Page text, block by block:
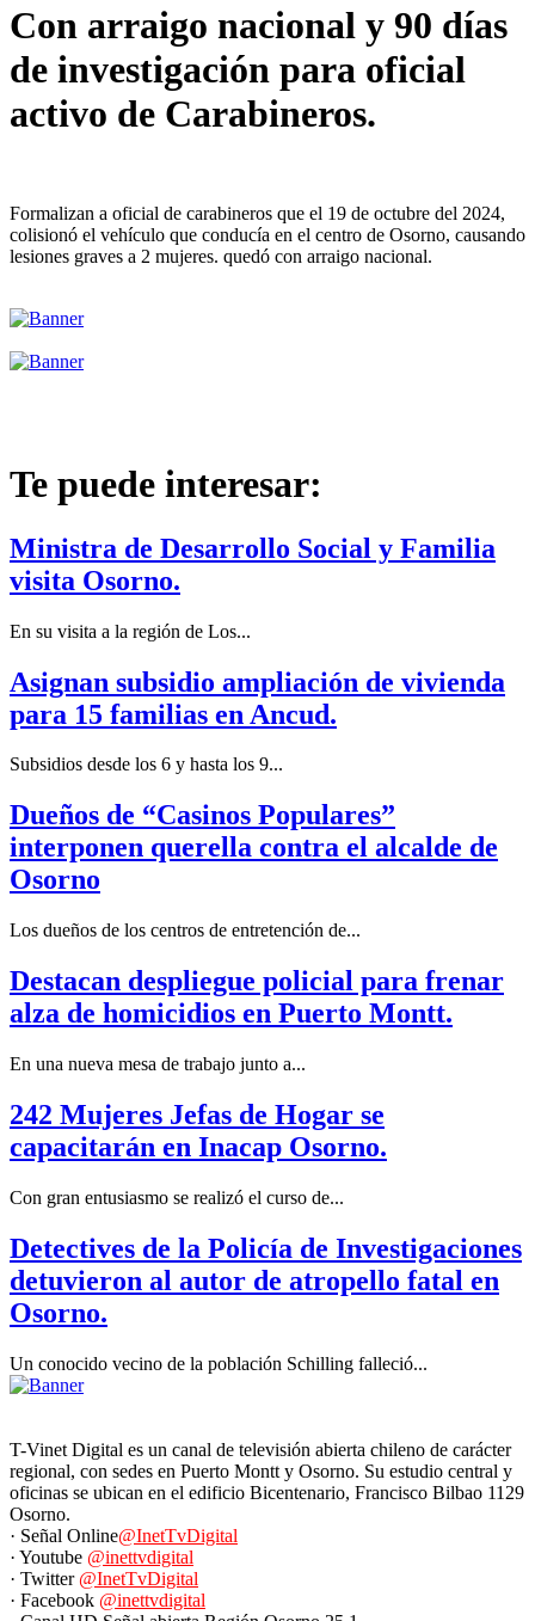
Con arraigo nacional y 90 días
de investigación para oficial
activo de Carabineros.
Formalizan a oficial de carabineros que el 19 de octubre del 2024,
colisionó el vehículo que conducía en el centro de Osorno, causando
lesiones graves a 2 mujeres. quedó con arraigo nacional.
Te puede interesar:
Ministra de Desarrollo Social y Familia
visita Osorno.
En su visita a la región de Los...
Asignan subsidio ampliación de vivienda
para 15 familias en Ancud.
Subsidios desde los 6 y hasta los 9...
Dueños de “Casinos Populares”
interponen querella contra el alcalde de
Osorno
Los dueños de los centros de entretención de...
Destacan despliegue policial para frenar
alza de homicidios en Puerto Montt.
En una nueva mesa de trabajo junto a...
242 Mujeres Jefas de Hogar se
capacitarán en Inacap Osorno.
Con gran entusiasmo se realizó el curso de...
Detectives de la Policía de Investigaciones
detuvieron al autor de atropello fatal en
Osorno.
Un conocido vecino de la población Schilling falleció...
T-Vinet Digital es un canal de televisión abierta chileno de carácter
regional, con sedes en Puerto Montt y Osorno. Su estudio central y
oficinas se ubican en el edificio Bicentenario, Francisco Bilbao 1129
Osorno.
· Señal Online@InetTvDigital
· Youtube @inettvdigital
· Twitter @InetTvDigital
· Facebook @inettvdigital